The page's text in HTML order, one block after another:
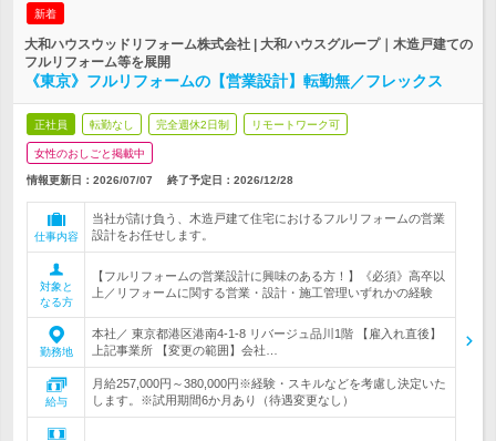
新着
大和ハウスウッドリフォーム株式会社 | 大和ハウスグループ｜木造戸建ての
フルリフォーム等を展開
《東京》フルリフォームの【営業設計】転勤無／フレックス
正社員 転勤なし 完全週休2日制 リモートワーク可
女性のおしごと掲載中
情報更新日：2026/07/07 終了予定日： 2026/12/28
仕事内容
当社が請け負う、木造戸建て住宅におけるフルリフォームの営業
設計をお任せします。
対象と
なる方
【フルリフォームの営業設計に興味のある方！】《必須》高卒以
上／リフォームに関する営業・設計・施工管理いずれかの経験
勤務地
本社／ 東京都港区港南4-1-8 リバージュ品川1階 【雇入れ直後】
上記事業所 【変更の範囲】会社…
給与
月給257,000円～380,000円※経験・スキルなどを考慮し決定いた
します。※試用期間6か月あり（待遇変更なし）